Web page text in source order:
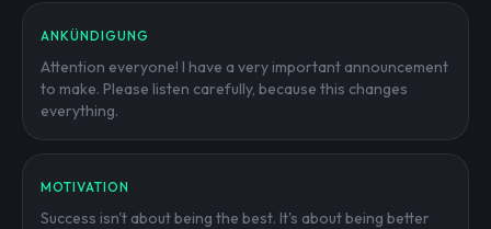
ANKÜNDIGUNG
Attention everyone! I have a very important announcement
to make. Please listen carefully, because this changes
everything.
MOTIVATION
Success isn't about being the best. It's about being better